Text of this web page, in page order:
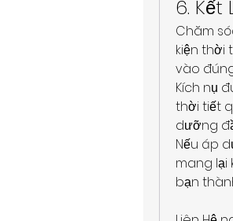
6. Kết
Chăm
kiện thời
vào
Kích nụ
thời tiết
dưỡng
Nếu áp
mang lại
bạn